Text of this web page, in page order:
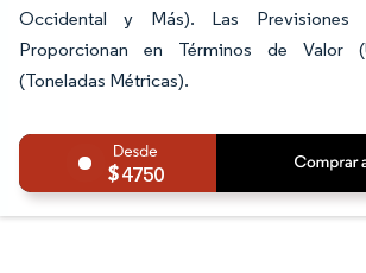
Occidental y Más). Las Previsiones
Proporcionan en Términos de Valor
(Toneladas Métricas).
4750